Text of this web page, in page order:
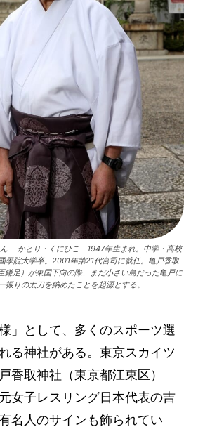
ん かとり・くにひこ 1947年生まれ。中学・高校
學院大学卒。2001年第21代宮司に就任。亀戸香取
鎌足）が東国下向の際、まだ小さい島だった亀戸に
りの太刀を納めたことを起源とする。
」として、多くのスポーツ選
る神社がある。東京スカイツ
香取神社（東京都江東区）
女子レスリング日本代表の吉
名人のサインも飾られてい